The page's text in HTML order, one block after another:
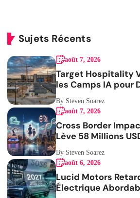
Sujets Récents
août 7, 2026
Target Hospitality
les Camps IA pour
By Steven Soarez
août 7, 2026
Cross Border
Lève 58 Millions
Femmes
By Steven Soarez
août 6, 2026
Lucid Motors
Électrique